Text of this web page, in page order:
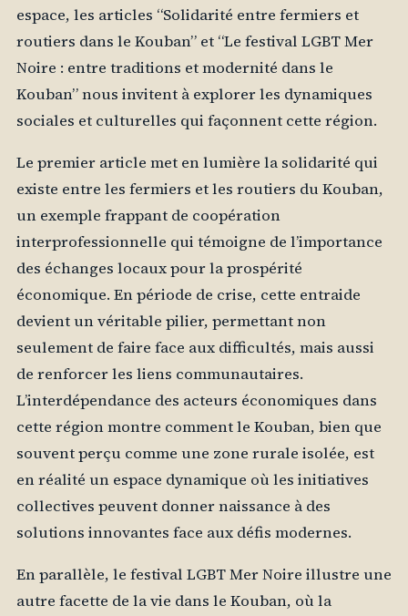
espace, les articles “Solidarité entre fermiers et
routiers dans le Kouban” et “Le festival LGBT Mer
Noire : entre traditions et modernité dans le
Kouban” nous invitent à explorer les dynamiques
sociales et culturelles qui façonnent cette région.
Le premier article met en lumière la solidarité qui
existe entre les fermiers et les routiers du Kouban,
un exemple frappant de coopération
interprofessionnelle qui témoigne de l’importance
des échanges locaux pour la prospérité
économique. En période de crise, cette entraide
devient un véritable pilier, permettant non
seulement de faire face aux difficultés, mais aussi
de renforcer les liens communautaires.
L’interdépendance des acteurs économiques dans
cette région montre comment le Kouban, bien que
souvent perçu comme une zone rurale isolée, est
en réalité un espace dynamique où les initiatives
collectives peuvent donner naissance à des
solutions innovantes face aux défis modernes.
En parallèle, le festival LGBT Mer Noire illustre une
autre facette de la vie dans le Kouban, où la